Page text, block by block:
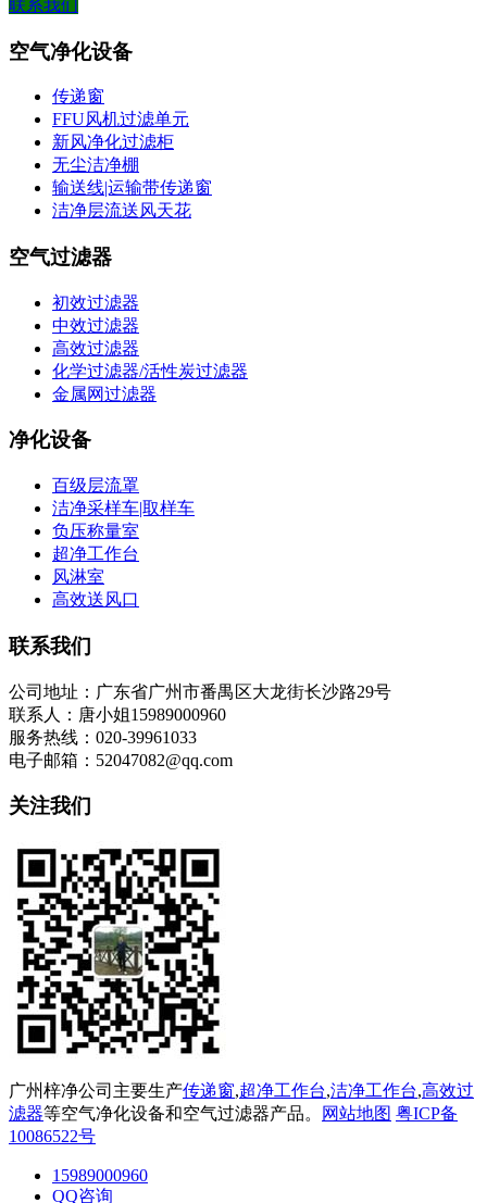
联系我们
空气净化设备
传递窗
FFU风机过滤单元
新风净化过滤柜
无尘洁净棚
输送线|运输带传递窗
洁净层流送风天花
空气过滤器
初效过滤器
中效过滤器
高效过滤器
化学过滤器/活性炭过滤器
金属网过滤器
净化设备
百级层流罩
洁净采样车|取样车
负压称量室
超净工作台
风淋室
高效送风口
联系我们
公司地址：广东省广州市番禺区大龙街长沙路29号
联系人：唐小姐15989000960
服务热线：020-39961033
电子邮箱：52047082@qq.com
关注我们
广州梓净公司主要生产传递窗,超净工作台,洁净工作台,高效过
滤器等空气净化设备和空气过滤器产品。 网站地图 粤ICP备
10086522号
15989000960
QQ咨询